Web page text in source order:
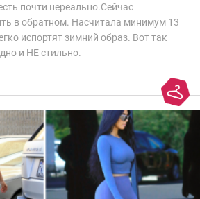
почти нереально.Сейчас
в обратном. Насчитала минимум 13
испортят зимний образ. Вот так
и НЕ стильно.